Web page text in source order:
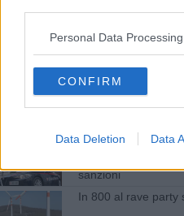
Personal Data
CONFIRM
Data Deletion Data
Schianto sulla
Beccato sull'auto
Rubano carte a un
sanzioni
In 800 al rave party